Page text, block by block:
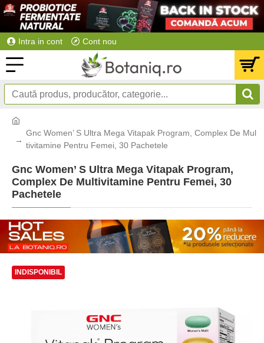
Intra in cont Cont nou
Gnc Women’ S Ultra Mega Vitapak Program, Complex De Mul
tivitamine Pentru Femei, 30 Pachetele
Gnc Women’ S Ultra Mega Vitapak Program,
Complex De Multivitamine Pentru Femei, 30
Pachetele
INDISPONIBIL